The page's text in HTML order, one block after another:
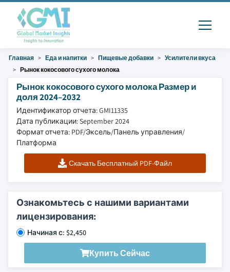
Главная Еда и напитки Пищевые добавки
Усилители вкуса
Рынок кокосового сухого молока
Рынок кокосового сухого молока Размер и
доля 2024–2032
Идентификатор отчета: GMI11335
Дата публикации: September 2024
Формат отчета: PDF/Эксель/Панель управления/
Платформа
Скачать Бесплатный PDF-Файл
Ознакомьтесь с нашими вариантами
лицензирования:
Начиная с: $2,450
Купить Сейчас